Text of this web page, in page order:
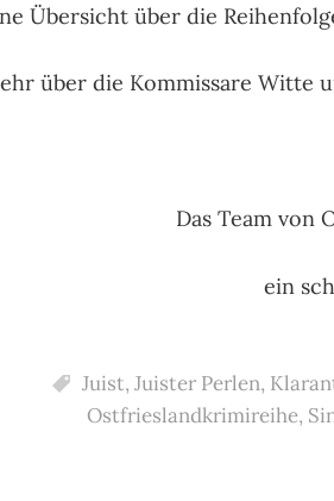
Übersicht über die
über die Kommissare Witte
Das Team von
ein
Juist, Juister Perlen,
Ostfrieslandkrimireihe,